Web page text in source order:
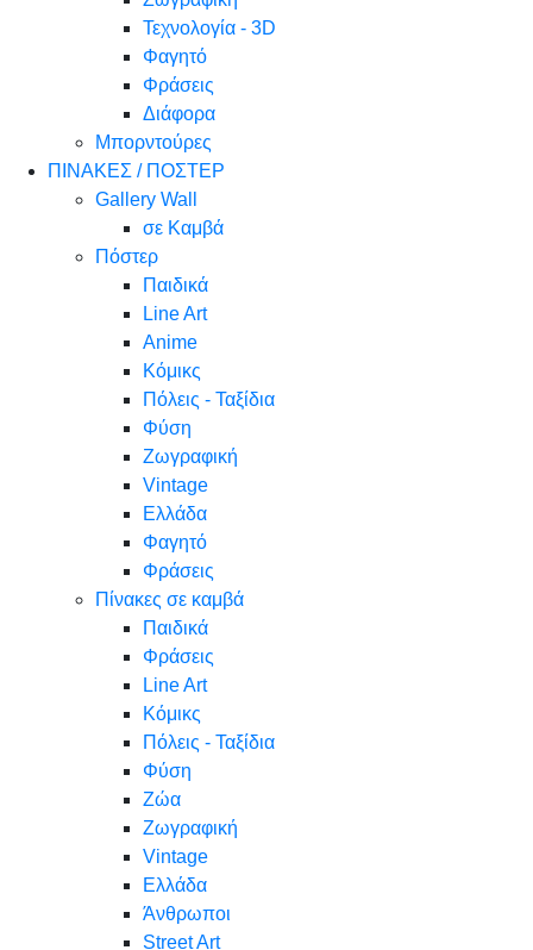
Τεχνολογία - 3D
Φαγητό
Φράσεις
Διάφορα
Μπορντούρες
ΠΙΝΑΚΕΣ / ΠΟΣΤΕΡ
Gallery Wall
σε Καμβά
Πόστερ
Παιδικά
Line Art
Anime
Κόμικς
Πόλεις - Ταξίδια
Φύση
Ζωγραφική
Vintage
Ελλάδα
Φαγητό
Φράσεις
Πίνακες σε καμβά
Παιδικά
Φράσεις
Line Art
Κόμικς
Πόλεις - Ταξίδια
Φύση
Ζώα
Ζωγραφική
Vintage
Ελλάδα
Άνθρωποι
Street Art